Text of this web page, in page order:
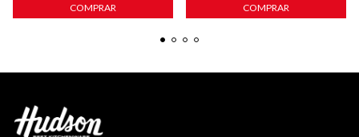
COMPRAR COMPRAR